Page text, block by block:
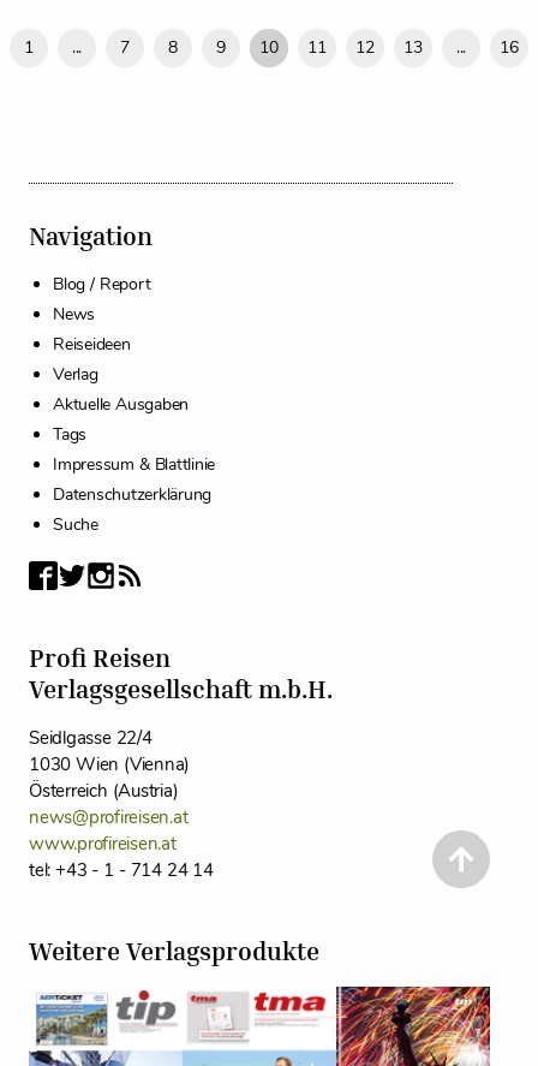
1 ... 7 8 9 10 11 12 13 ... 16
Navigation
Blog / Report
News
Reiseideen
Verlag
Aktuelle Ausgaben
Tags
Impressum & Blattlinie
Datenschutzerklärung
Suche
Profi Reisen
Verlagsgesellschaft m.b.H.
Seidlgasse 22/4
1030 Wien (Vienna)
Österreich (Austria)
news@profireisen.at
www.profireisen.at
tel: +43 - 1 - 714 24 14
Weitere Verlagsprodukte